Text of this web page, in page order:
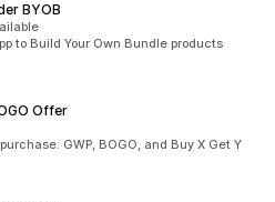
BYOB
to Build Your Own Bundle products
Offer
GWP, BOGO, and Buy X Get Y